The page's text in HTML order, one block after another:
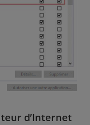
d’Internet